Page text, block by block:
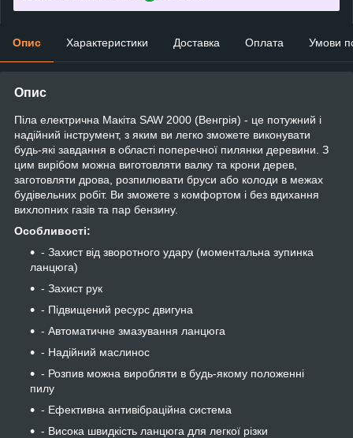
Опис Характеристики Доставка Оплата Умови
Опис
Піла електрична Макіта SAW 2000 (Венгрія) - це потужний і
надійний інструмент, з яким ви легко зможете виконувати
будь-які завдання в області поперечної пилянки деревини. З
цим вирібом можна виготовляти валку та крони дерев,
заготовляти дрова, розпилювати бруси або колоди в межах
будівельних робіт. Ви зможете з комфортом і без вдихання
вихлопних газів та пар бензину.
Особливості:
- Захист від зворотного удару (моментальна зупинка
ланцюга)
- Захист рук
- Підвищений ресурс двигуна
- Автоматичне змазування ланцюга
- Надійний маслинос
- Розпив можна виробляти в будь-якому положенні
пилу
- Ефективна антивібраційна система
- Висока швидкість ланцюга для легкої різки